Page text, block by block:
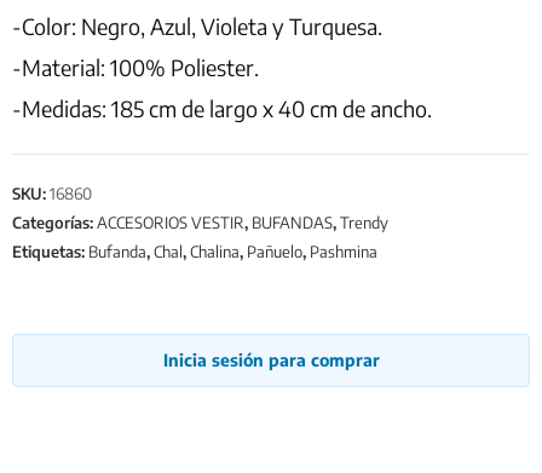
-Color: Negro, Azul, Violeta y Turquesa.
-Material: 100% Poliester.
-Medidas: 185 cm de largo x 40 cm de ancho.
SKU:16860
Categorías:ACCESORIOS VESTIR, BUFANDAS,Trendy
Etiquetas: Bufanda,Chal,Chalina, Pañuelo, Pashmina
Inicia sesión para comprar